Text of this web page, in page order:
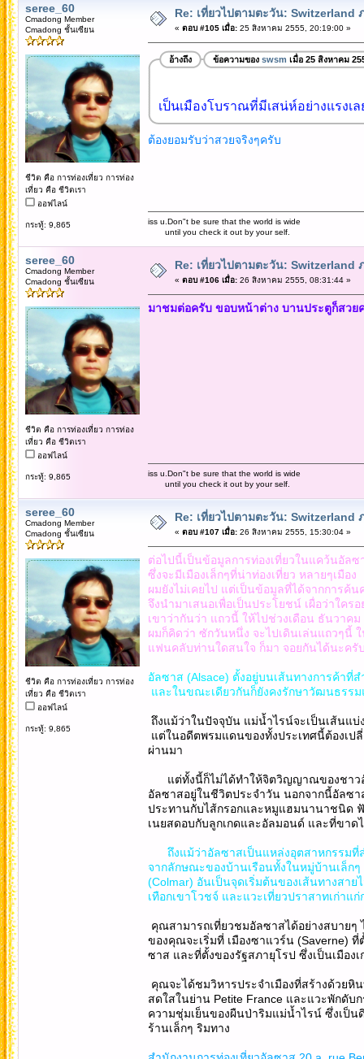
seree_60
Cmadong Member
Cmadong ชั้นเซียน
ชีวิต คือ การท่องเที่ยว การท่อง
เที่ยว คือ ชีวิตเรา
ออฟไลน์
กระทู้: 9,865
Re: เที่ยวไปตามตะวัน: Switzerland
« ตอบ #105 เมื่อ:25 สิงหาคม 2555, 20:19:00 »
อ้างถึง ข้อความของ swsm เมื่อ 25 สิงหาคม
เป็นเมืองโบราณที่มีเสน่ห์อย่างแรงเล
ต้องยอมรับว่าสวยจริงๆครับ
iss u.Don"t be sure that the world is wide
until you check it out by your self.
seree_60
Cmadong Member
Cmadong ชั้นเซียน
ชีวิต คือ การท่องเที่ยว การท่อง
เที่ยว คือ ชีวิตเรา
ออฟไลน์
กระทู้: 9,865
Re: เที่ยวไปตามตะวัน: Switzerland
« ตอบ #106 เมื่อ:26 สิงหาคม 2555, 08:31:44 »
มาชมต่อครับ ขอบหน้าต่าง บานประตูก็สวย
iss u.Don"t be sure that the world is wide
until you check it out by your self.
seree_60
Cmadong Member
Cmadong ชั้นเซียน
ชีวิต คือ การท่องเที่ยว การท่อง
เที่ยว คือ ชีวิตเรา
ออฟไลน์
กระทู้: 9,865
Re: เที่ยวไปตามตะวัน: Switzerland
« ตอบ #107 เมื่อ:26 สิงหาคม 2555, 15:30:04 »
ต่อไปนี้เป็นข้อมูลการท่องเที่ยวในแคว้นอัลซ
ซึ่งจะมีเมืองเล็กๆที่น่าท่องเที่ยว หลายๆเมือง
ผมยังไม่เคยไป แต่เป็นข้อมูลที่ได้จากการค้น
จึงนำมาเสนอเพื่อเป็นประโยชน์ เผื่อว่าใคร
เขาว่ากันว่า แถวนี้ ให้ไปช่วงเดือน ธันวา
ผมก็คิดว่า ซักวันหนึ่ง จะไปเดินเล่นแถวๆนี้
แฟนคลับท่านใดสนใจ ก็มา จอยกันได้นะครั
อัลซาส (Alsace) ตั้งอยู่บนเส้นทางการค้าที่
และในขณะเดียวกันก็ยังคงรักษาวัฒนธรรม
ถึงแม้ว่าในปัจจุบัน แม่น้ำไรน์จะเป็นเส้นแบ่
แต่ในอดีตพรมแดนของทั้งประเทศนี้ต้องเป
ผ่านมา
แต่ทั้งนี้ก็ไม่ได้ทำให้จิตวิญญาณของชาวอั
อัลซาสอยู่ในชีวิตประจำวัน นอกจากนี้อัลซ
ประทานกับไส้กรอกและหมูแฮมนานาชนิด ฟั
เนยสดอบกับลูกเกดและอัลมอนด์ และที่ขา
ถึงแม้ว่าอัลซาสเป็นแหล่งอุตสาหกรรมที่
จากลักษณะของบ้านเรือนทั้งในหมู่บ้านเล็กๆ
(Colmar) อันเป็นจุดเริ่มต้นของเส้นทางสา
เทือกเขาโวชจ์ และแวะเที่ยวปราสาทเก่า
คุณสามารถเที่ยวชมอัลซาสได้อย่างสบายๆ
ของคุณจะเริ่มที่ เมืองซาแวร์น (Saverne) ที่
ซาส และที่ตั้งของรัฐสภายุโรป ซึ่งเป็นเมือง
คุณจะได้ชมวิหารประจำเมืองที่สร้างด้วยหิ
สดใสในย่าน Petite France และแวะพักดับ
ความชุ่มเย็นของผืนป่าริมแม่น้ำไรน์ ซึ่งเป็
ร้านเล็กๆ ริมทาง